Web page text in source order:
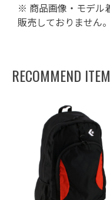
※ 商品画像・モデル
販売しておりません。
RECOMMEND ITEM